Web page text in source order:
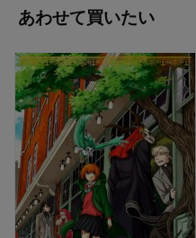
あわせて買いたい